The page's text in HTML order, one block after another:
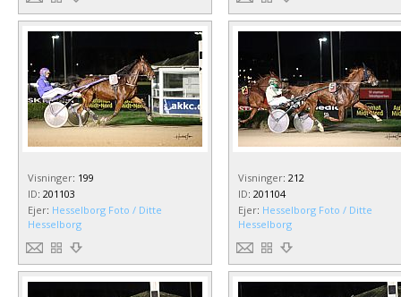
Visninger: 199
ID: 201103
Ejer: Hesselborg Foto / Ditte
Hesselborg
Visninger: 212
ID: 201104
Ejer: Hesselborg Foto / Ditte
Hesselborg